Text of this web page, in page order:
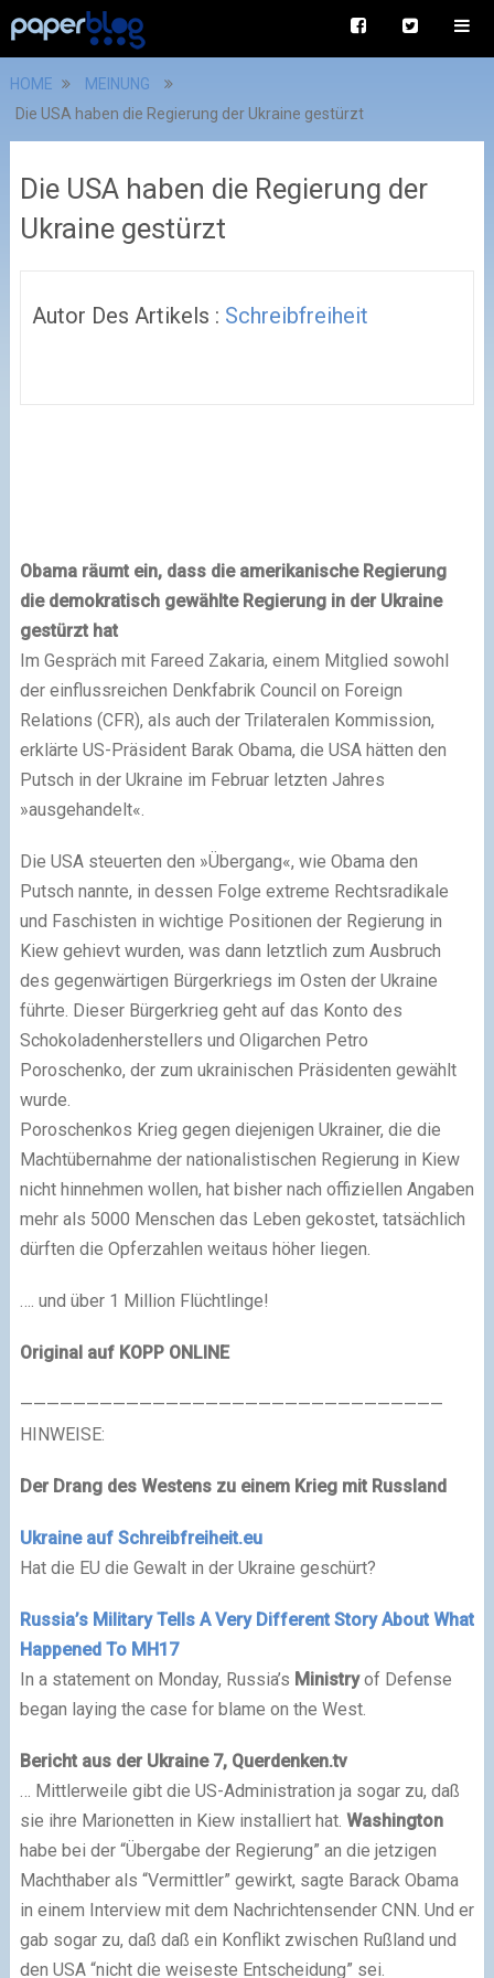
HOME
MEINUNG
Die USA haben die Regierung der Ukraine gestürzt
Die USA haben die Regierung der
Ukraine gestürzt
Autor Des Artikels : Schreibfreiheit
Obama räumt ein, dass die amerikanische Regierung
die demokratisch gewählte Regierung in der Ukraine
gestürzt hat
Im Gespräch mit Fareed Zakaria, einem Mitglied sowohl
der einflussreichen Denkfabrik Council on Foreign
Relations (CFR), als auch der Trilateralen Kommission,
erklärte US-Präsident Barak Obama, die USA hätten den
Putsch in der Ukraine im Februar letzten Jahres
»ausgehandelt«.
Die USA steuerten den »Übergang«, wie Obama den
Putsch nannte, in dessen Folge extreme Rechtsradikale
und Faschisten in wichtige Positionen der Regierung in
Kiew gehievt wurden, was dann letztlich zum Ausbruch
des gegenwärtigen Bürgerkriegs im Osten der Ukraine
führte. Dieser Bürgerkrieg geht auf das Konto des
Schokoladenherstellers und Oligarchen Petro
Poroschenko, der zum ukrainischen Präsidenten gewählt
wurde.
Poroschenkos Krieg gegen diejenigen Ukrainer, die die
Machtübernahme der nationalistischen Regierung in Kiew
nicht hinnehmen wollen, hat bisher nach offiziellen Angaben
mehr als 5000 Menschen das Leben gekostet, tatsächlich
dürften die Opferzahlen weitaus höher liegen.
…. und über 1 Million Flüchtlinge!
Original auf KOPP ONLINE
————————————————————————————————
HINWEISE:
Der Drang des Westens zu einem Krieg mit Russland
Ukraine auf Schreibfreiheit.eu
Hat die EU die Gewalt in der Ukraine geschürt?
Russia’s Military Tells A Very Different Story About What
Happened To MH17
In a statement on Monday, Russia’s Ministryof Defense
began laying the case for blame on the West.
Bericht aus der Ukraine 7, Querdenken.tv
… Mittlerweile gibt die US-Administration ja sogar zu, daß
sie ihre Marionetten in Kiew installiert hat. Washington
habe bei der “Übergabe der Regierung” an die jetzigen
Machthaber als “Vermittler” gewirkt, sagte Barack Obama
in einem Interview mit dem Nachrichtensender CNN. Und er
gab sogar zu, daß daß ein Konflikt zwischen Rußland und
den USA “nicht die weiseste Entscheidung” sei.